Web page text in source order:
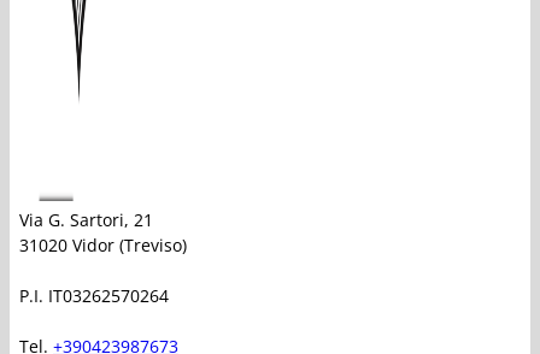
Via G. Sartori, 21
31020 Vidor (Treviso)
P.I. IT03262570264
Tel. +390423987673